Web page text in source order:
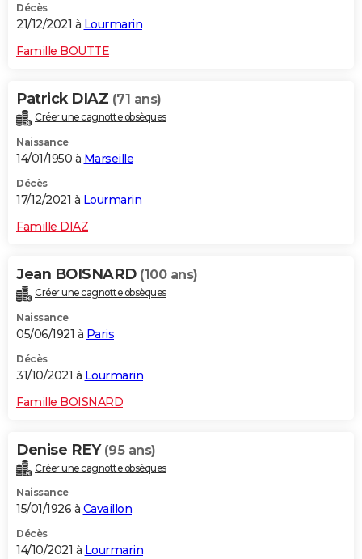
Décès
21/12/2021 à Lourmarin
Famille BOUTTE
Patrick DIAZ (71 ans)
Créer une cagnotte obsèques
Naissance
14/01/1950 à Marseille
Décès
17/12/2021 à Lourmarin
Famille DIAZ
Jean BOISNARD (100 ans)
Créer une cagnotte obsèques
Naissance
05/06/1921 à Paris
Décès
31/10/2021 à Lourmarin
Famille BOISNARD
Denise REY (95 ans)
Créer une cagnotte obsèques
Naissance
15/01/1926 à Cavaillon
Décès
14/10/2021 à Lourmarin